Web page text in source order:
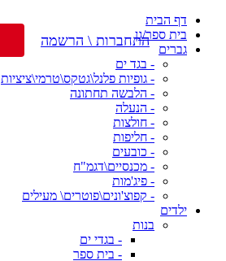
דף הבית
בית ספר/גן
גברים
- בגד ים
- גופיות פלנל\גטקס\טרמי\ציציות
- הלבשה תחתונה
- הנעלה
- חולצות
- חליפות
- כובעים
- מכנסיים\דגמ"ח
- פיג'מות
- קפוצ'ונים\פוטרים\ מעילים
ילדים
בנות
- בגדי ים
- בית ספר
התחברות \ הרשמה